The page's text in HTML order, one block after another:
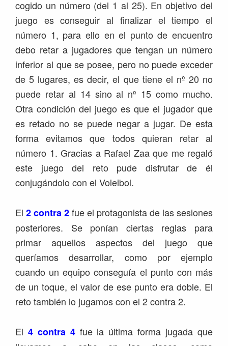
cogido un número (del 1 al 25). En objetivo del
juego es conseguir al finalizar el tiempo el
número 1, para ello en el punto de encuentro
debo retar a jugadores que tengan un número
inferior al que se posee, pero no puede exceder
de 5 lugares, es decir, el que tiene el nº 20 no
puede retar al 14 sino al nº 15 como mucho.
Otra condición del juego es que el jugador que
es retado no se puede negar a jugar. De esta
forma evitamos que todos quieran retar al
número 1. Gracias a Rafael Zaa que me regaló
este juego del reto pude disfrutar de él
conjugándolo con el Voleibol.
El 2 contra 2fue el protagonista de las sesiones
posteriores. Se ponían ciertas reglas para
primar aquellos aspectos del juego que
queríamos desarrollar, como por ejemplo
cuando un equipo conseguía el punto con más
de un toque, el valor de ese punto era doble. El
reto también lo jugamos con el 2 contra 2.
El 4 contra 4fue la última forma jugada que